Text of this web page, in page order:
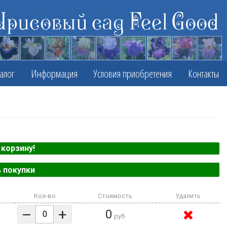
сад Feel Good
Информация Условия приобретения Контакты
покупки
Кол-во Стоимость
Удалить
– + 0 руб